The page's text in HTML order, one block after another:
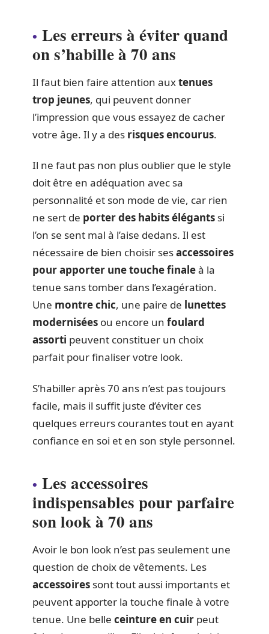
Les erreurs à éviter quand
on s’habille à 70 ans
Il faut bien faire attention auxtenues
trop jeunes, qui peuvent donner
l’impression que vous essayez de cacher
votre âge. Il y a des risques encourus.
Il ne faut pas non plus oublier que le style
doit être en adéquation avec sa
personnalité et son mode de vie, car rien
ne sert de porter des habits élégants si
l’on se sent mal à l’aise dedans. Il est
nécessaire de bien choisir sesaccessoires
pour apporter une touche finaleà la
tenue sans tomber dans l’exagération.
Une montre chic, une paire de lunettes
modernisées ou encore un foulard
assorti peuvent constituer un choix
parfait pour finaliser votre look.
S’habiller après 70 ans n’est pas toujours
facile, mais il suffit juste d’éviter ces
quelques erreurs courantes tout en ayant
confiance en soi et en son style personnel.
Les accessoires
indispensables pour parfaire
son look à 70 ans
Avoir le bon look n’est pas seulement une
question de choix de vêtements. Les
accessoires sont tout aussi importants et
peuvent apporter la touche finale à votre
tenue. Une belle ceinture en cuir peut